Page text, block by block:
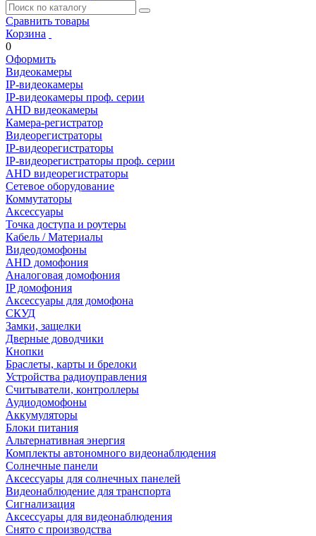
Сравнить товары
Корзина
0
Оформить
Видеокамеры
IP-видеокамеры
IP-видеокамеры проф. серии
AHD видеокамеры
Камера-регистратор
Видеорегистраторы
IP-видеорегистраторы
IP-видеорегистраторы проф. серии
AHD видеорегистраторы
Сетевое оборудование
Коммутаторы
Аксессуары
Точка доступа и роутеры
Кабель / Материалы
Видеодомофоны
AHD домофония
Аналоговая домофония
IP домофония
Аксессуары для домофона
СКУД
Замки, защелки
Дверные доводчики
Кнопки
Браслеты, карты и брелоки
Устройства радиоуправления
Считыватели, контроллеры
Аудиодомофоны
Аккумуляторы
Блоки питания
Альтернативная энергия
Комплекты автономного видеонаблюдения
Солнечные панели
Аксессуары для солнечных панелей
Видеонаблюдение для транспорта
Сигнализация
Аксессуары для видеонаблюдения
Снято с производства